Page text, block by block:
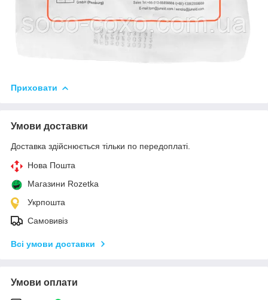
Приховати
Умови доставки
Доставка здійснюється тільки по передоплаті.
Нова Пошта
Магазини Rozetka
Укрпошта
Самовивіз
Всі умови доставки
Умови оплати